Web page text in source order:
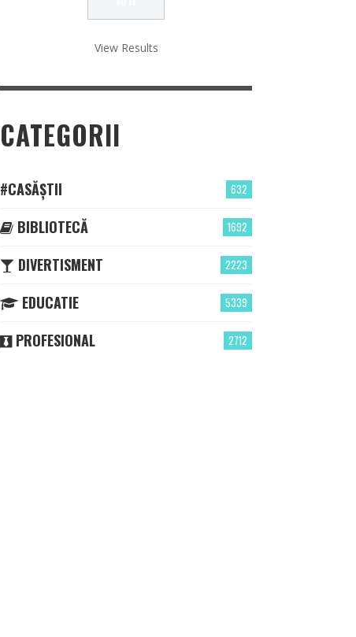
View Results
CATEGORII
632
#CASĂȘTII
1692
BIBLIOTECĂ
2223
DIVERTISMENT
5339
EDUCATIE
2712
PROFESIONAL